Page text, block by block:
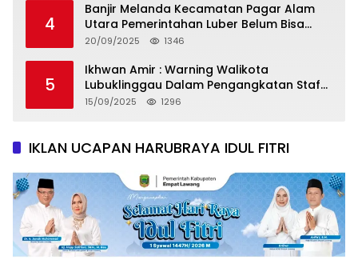
4
Banjir Melanda Kecamatan Pagar Alam
Utara Pemerintahan Luber Belum Bisa
Mengatasi Banjir
20/09/2025 1346
5
Ikhwan Amir : Warning Walikota
Lubuklinggau Dalam Pengangkatan Staf
Khusus
15/09/2025 1296
IKLAN UCAPAN HARUBRAYA IDUL FITRI